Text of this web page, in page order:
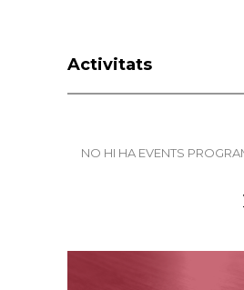
Activitats
NO HI HA EVENTS